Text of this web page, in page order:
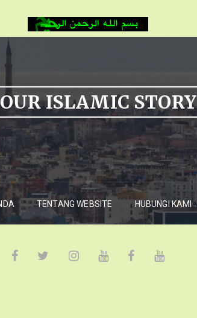
OUR ISLAMIC STORY
TENTANG WEBSITE HUBUNGI KAMI